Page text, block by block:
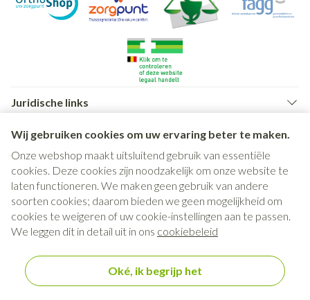
Wij gebruiken cookies om uw ervaring beter te maken.
Onze webshop maakt uitsluitend gebruik van essentiële
cookies. Deze cookies zijn noodzakelijk om onze website te
laten functioneren. We maken geen gebruik van andere
soorten cookies; daarom bieden we geen mogelijkheid om
cookies te weigeren of uw cookie-instellingen aan te passen.
We leggen dit in detail uit in ons cookiebeleid
Oké, ik begrijp het
Juridische links